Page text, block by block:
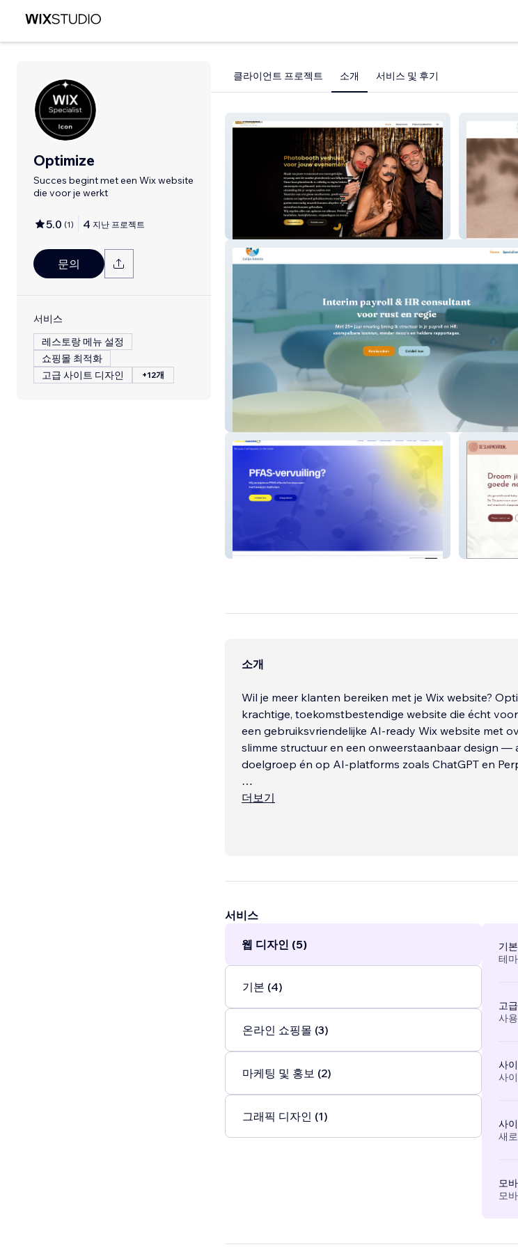
Optimize
Succes begint met een Wix website
die voor je werkt
5.0 (1) 4 지난 프로젝트
문의
서비스
레스토랑 메뉴 설정
쇼핑몰 최적화
고급 사이트 디자인
+12개
클라이언트 프로젝트 소개 서비스 및 후기
123photobox
Borboshield BV
소개
Wil je meer klanten bereiken met je Wix website?
krachtige, toekomstbestendige website die écht
een gebruiksvriendelijke AI-ready Wix website met
slimme structuur en een onweerstaanbaar design —
doelgroep én op AI-platforms zoals ChatGPT en
Je website is niet alleen vindbaar in Google, maar
Daarom kies je voor Optimize:
더보기
서비스
웹 디자인 (5)
기본 (4)
온라인 쇼핑몰 (3)
마케팅 및 홍보 (2)
그래픽 디자인 (1)
기
테
고
사
사
사
사
새
모
모